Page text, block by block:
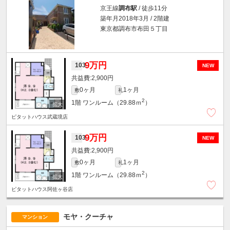
京王線調布駅 / 徒歩11分
築年月2018年3月 / 2階建
東京都調布市布田５丁目
NEW
1039万円
2,900円
敷0ヶ月 礼1ヶ月
1階 ワンルーム（29.88ｍ2 ）
ピタットハウス武蔵境店
NEW
1039万円
2,900円
敷0ヶ月 礼1ヶ月
1階 ワンルーム（29.88ｍ2 ）
ピタットハウス阿佐ヶ谷店
マンション モヤ・クーチャ